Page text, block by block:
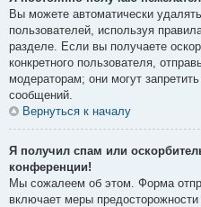
Вы можете автоматически
пользователей, используя
разделе. Если вы получаете
конкретного пользователя,
модераторам; они могут
сообщений.
Вернуться к началу
Я получил спам или
конференции!
Мы сожалеем об этом. Форма
включает меры